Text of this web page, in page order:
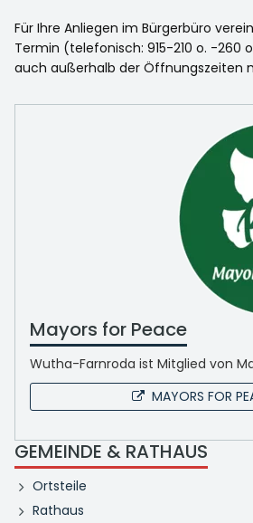
Für Ihre Anliegen im Bürgerbüro
Termin (telefonisch: 915-210 o. -260
auch außerhalb der Öffnungszeiten
Mayors for Peace
Wutha-Farnroda ist Mitglied von
MAYORS FOR
GEMEINDE & RATHAUS
Ortsteile
Rathaus